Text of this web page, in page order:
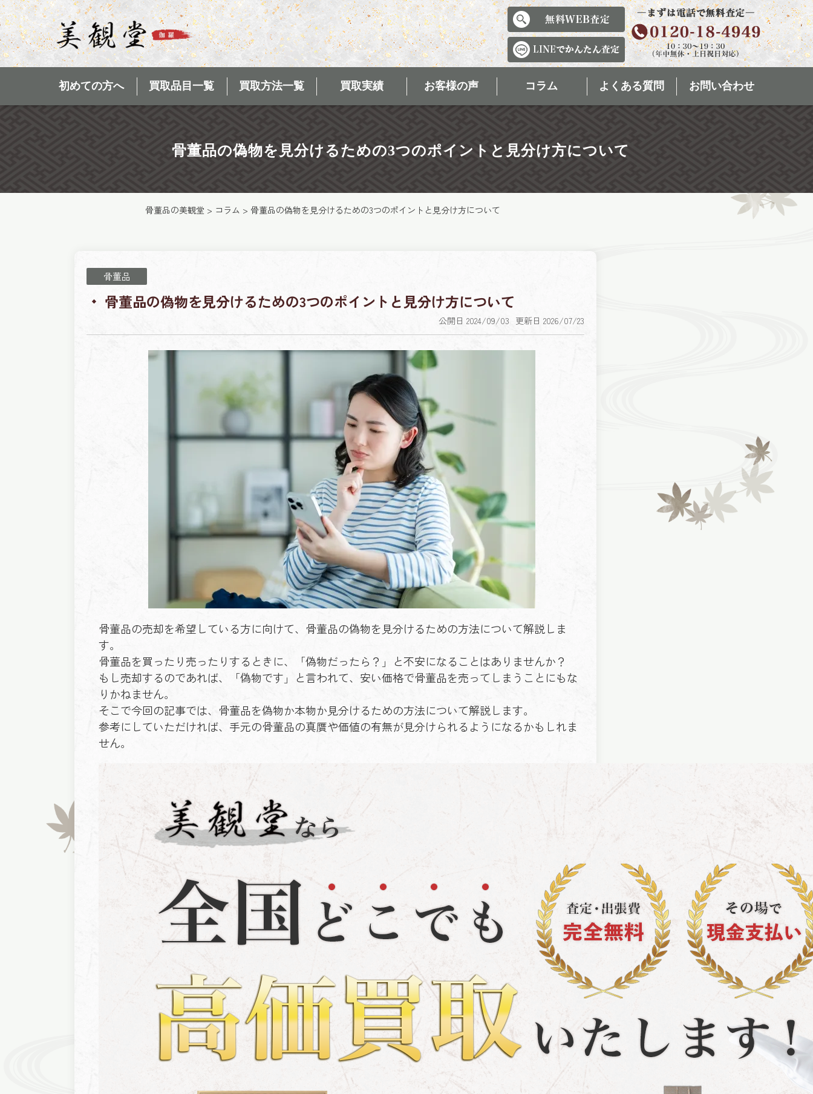
初めての方へ 買取品目一覧 買取方法一覧 買取実績 お客様の声 コラム よくある質問 お問い合わせ
骨董品の偽物を見分けるための3つのポイントと見分け方について
骨董品の美観堂 > コラム > 骨董品の偽物を見分けるための3つのポイントと見分け方について
骨董品
骨董品の偽物を見分けるための3つのポイントと見分け方について
公開日 2024/09/03 更新日 2026/07/23
骨董品の売却を希望している方に向けて、骨董品の偽物を見分けるための方法について解説しま
す。
骨董品を買ったり売ったりするときに、「偽物だったら？」と不安になることはありませんか？
もし売却するのであれば、「偽物です」と言われて、安い価格で骨董品を売ってしまうことにもな
りかねません。
そこで今回の記事では、骨董品を偽物か本物か見分けるための方法について解説します。
参考にしていただければ、手元の骨董品の真贋や価値の有無が見分けられるようになるかもしれま
せん。